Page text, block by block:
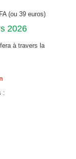
(ou 39 euros)
2026
à travers la
: